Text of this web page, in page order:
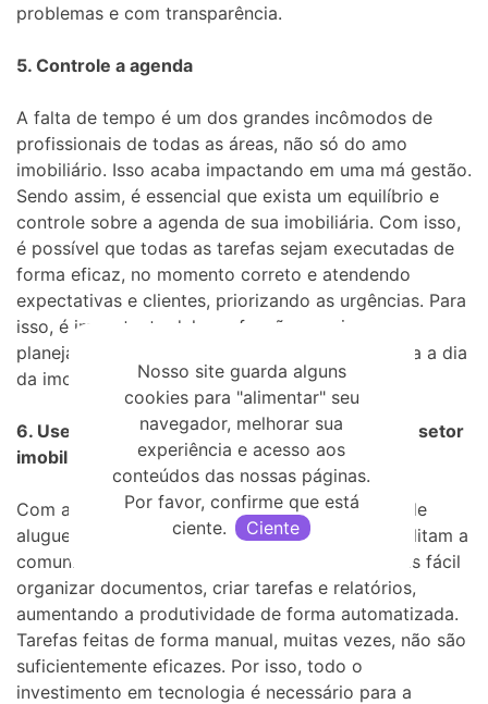
Nosso site guarda alguns
cookies para "alimentar" seu
navegador, melhorar sua
experiência e acesso aos
conteúdos das nossas páginas.
Por favor, confirme que está
ciente.
Ciente
problemas e com transparência.
5. Controle a agenda
A falta de tempo é um dos grandes incômodos de
profissionais de todas as áreas, não só do amo
imobiliário. Isso acaba impactando em uma má gestão.
Sendo assim, é essencial que exista um equilíbrio e
controle sobre a agenda de sua imobiliária. Com isso,
é possível que todas as tarefas sejam executadas de
forma eficaz, no momento correto e atendendo
expectativas e clientes, priorizando as urgências. Para
isso, é importante delegar funções e criar
planejamentos para que a agenda seja útil no dia a dia
da imobiliária.
6. Use aplicações de gestão específicas para o setor
imobiliário
Com a solução ideal para gestão de contratos de
aluguel, oferta de imóveis e aplicativos que facilitam a
comunicação com o cliente final, fica muito mais fácil
organizar documentos, criar tarefas e relatórios,
aumentando a produtividade de forma automatizada.
Tarefas feitas de forma manual, muitas vezes, não são
suficientemente eficazes. Por isso, todo o
investimento em tecnologia é necessário para a